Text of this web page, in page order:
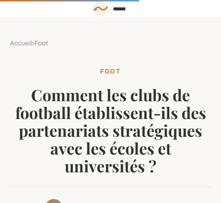
Accueil›Foot
FOOT
Comment les clubs de
football établissent-ils des
partenariats stratégiques
avec les écoles et
universités ?